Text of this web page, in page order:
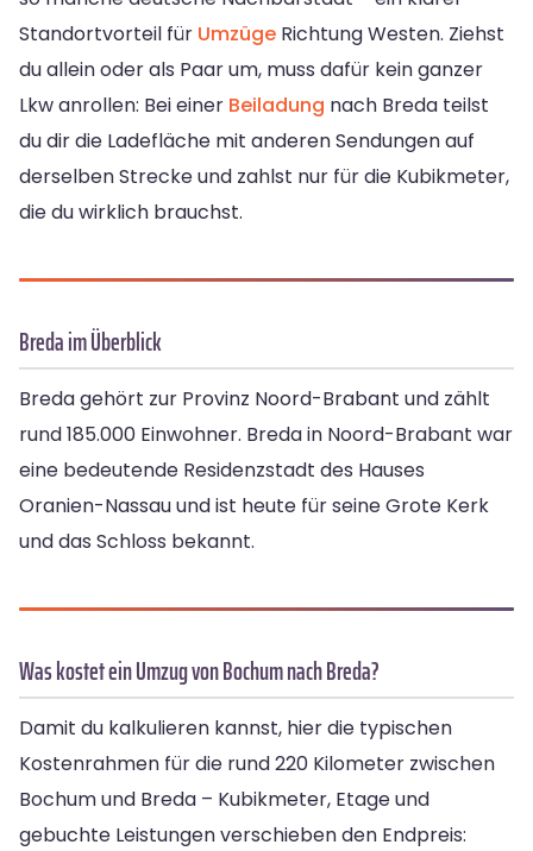
Standortvorteil für Umzüge Richtung Westen. Ziehst
du allein oder als Paar um, muss dafür kein ganzer
Lkw anrollen: Bei einer Beiladung nach Breda teilst
du dir die Ladefläche mit anderen Sendungen auf
derselben Strecke und zahlst nur für die Kubikmeter,
die du wirklich brauchst.
Breda im Überblick
Breda gehört zur Provinz Noord-Brabant und zählt
rund 185.000 Einwohner. Breda in Noord-Brabant war
eine bedeutende Residenzstadt des Hauses
Oranien-Nassau und ist heute für seine Grote Kerk
und das Schloss bekannt.
Was kostet ein Umzug von Bochum nach Breda?
Damit du kalkulieren kannst, hier die typischen
Kostenrahmen für die rund 220 Kilometer zwischen
Bochum und Breda – Kubikmeter, Etage und
gebuchte Leistungen verschieben den Endpreis: